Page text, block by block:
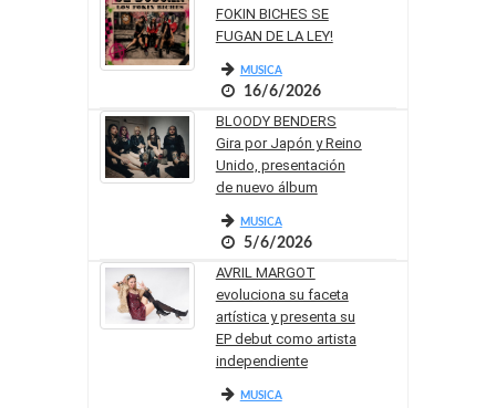
FOKIN BICHES SE
FUGAN DE LA LEY!
MUSICA
16/6/2026
BLOODY BENDERS
Gira por Japón y Reino
Unido, presentación
de nuevo álbum
MUSICA
5/6/2026
AVRIL MARGOT
evoluciona su faceta
artística y presenta su
EP debut como artista
independiente
MUSICA